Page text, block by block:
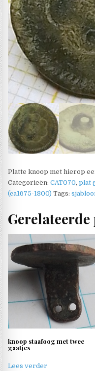
Platte knoop met hierop
Categorieën:CAT070,plat
(ca1675-1800) Tags:
knoop staafoog met twee
gaatjes
Lees verder